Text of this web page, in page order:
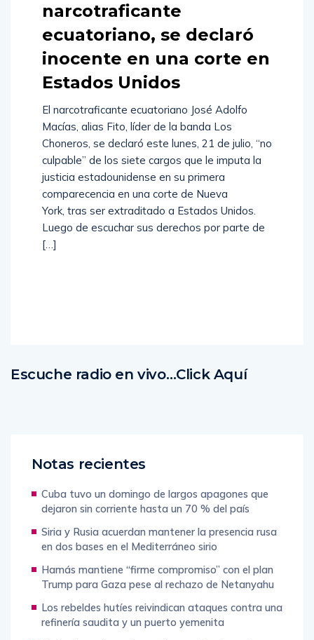
narcotraficante
ecuatoriano, se declaró
inocente en una corte en
Estados Unidos
El narcotraficante ecuatoriano José Adolfo
Macías, alias Fito, líder de la banda Los
Choneros, se declaró este lunes, 21 de julio, “no
culpable” de los siete cargos que le imputa la
justicia estadounidense en su primera
comparecencia en una corte de Nueva
York, tras ser extraditado a Estados Unidos.
Luego de escuchar sus derechos por parte de
[…]
Escuche radio en vivo…Click Aquí
Notas recientes
Cuba tuvo un domingo de largos apagones que
dejaron sin corriente hasta un 70 % del país
Siria y Rusia acuerdan mantener la presencia rusa
en dos bases en el Mediterráneo sirio
Hamás mantiene “firme compromiso” con el plan
Trump para Gaza pese al rechazo de Netanyahu
Los rebeldes hutíes reivindican ataques contra una
refinería saudita y un puerto yemenita